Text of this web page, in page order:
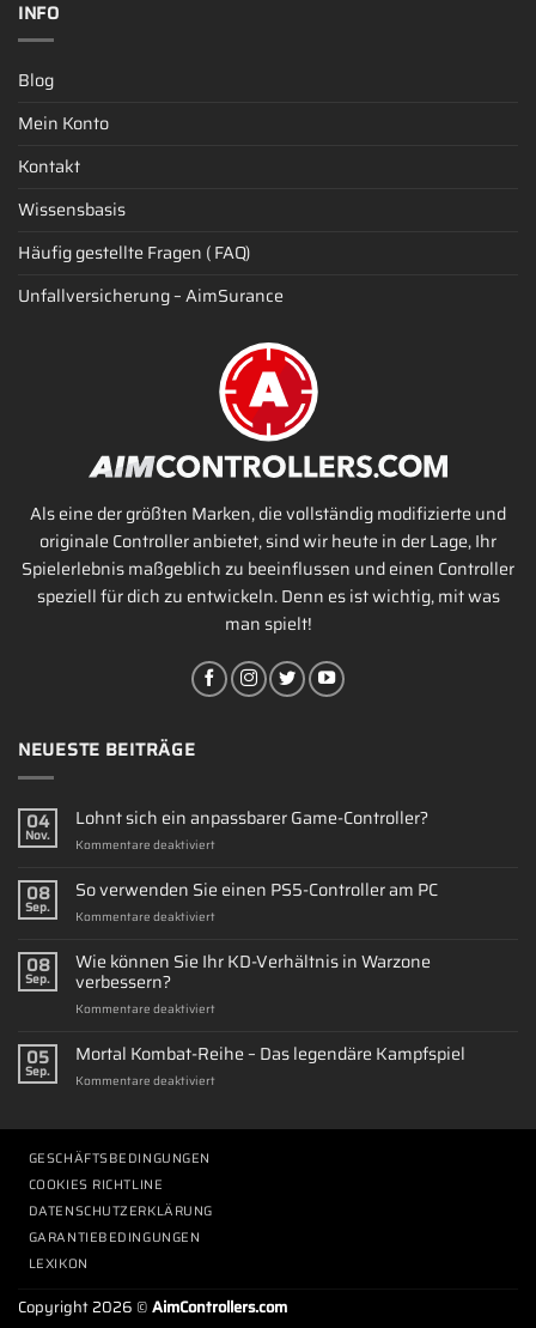
INFO
Blog
Mein Konto
Kontakt
Wissensbasis
Häufig gestellte Fragen ( FAQ)
Unfallversicherung – AimSurance
Als eine der größten Marken, die vollständig modifizierte und
originale Controller anbietet, sind wir heute in der Lage, Ihr
Spielerlebnis maßgeblich zu beeinflussen und einen Controller
speziell für dich zu entwickeln. Denn es ist wichtig, mit was
man spielt!
NEUESTE BEITRÄGE
04
Nov.
Lohnt sich ein anpassbarer Game-Controller?
Kommentare deaktiviertfür
sich
ein
anpassbarer
Controller?
08
Sep.
So verwenden Sie einen PS5-Controller am PC
Kommentare deaktiviertfür
verwenden
Sie
PS5-
am
08
Sep.
Wie können Sie Ihr KD-Verhältnis in Warzone
verbessern?
Kommentare deaktiviertfür
können
Sie
Ihr
05
Sep.
Mortal Kombat-Reihe – Das legendäre Kampfspiel
Kommentare deaktiviertfür
GESCHÄFTSBEDINGUNGEN
COOKIES RICHTLINE
DATENSCHUTZERKLÄRUNG
GARANTIEBEDINGUNGEN
LEXIKON
Copyright 2026 ©AimControllers.com